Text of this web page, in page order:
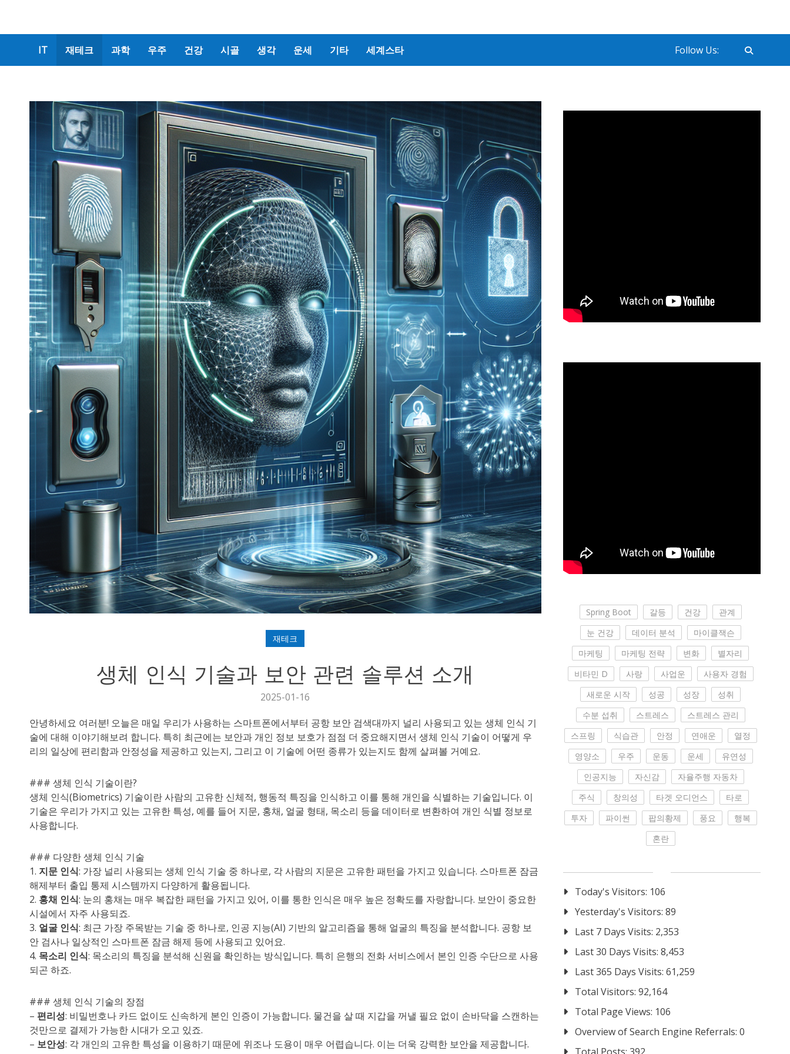
IT 재테크 과학 우주 건강 시골 생각 운세 기타 세계스타 Follow Us:
재테크
생체 인식 기술과 보안 관련 솔루션 소개
2025-01-16
안녕하세요 여러분! 오늘은 매일 우리가 사용하는 스마트폰에서부터 공항 보안 검색대까지 널리 사용되고 있는 생체 인식 기
술에 대해 이야기해보려 합니다. 특히 최근에는 보안과 개인 정보 보호가 점점 더 중요해지면서 생체 인식 기술이 어떻게 우
리의 일상에 편리함과 안정성을 제공하고 있는지, 그리고 이 기술에 어떤 종류가 있는지도 함께 살펴볼 거예요.
### 생체 인식 기술이란?
생체 인식(Biometrics) 기술이란 사람의 고유한 신체적, 행동적 특징을 인식하고 이를 통해 개인을 식별하는 기술입니다. 이
기술은 우리가 가지고 있는 고유한 특성, 예를 들어 지문, 홍채, 얼굴 형태, 목소리 등을 데이터로 변환하여 개인 식별 정보로
사용합니다.
### 다양한 생체 인식 기술
1. 지문 인식: 가장 널리 사용되는 생체 인식 기술 중 하나로, 각 사람의 지문은 고유한 패턴을 가지고 있습니다. 스마트폰 잠금
해제부터 출입 통제 시스템까지 다양하게 활용됩니다.
2. 홍채 인식: 눈의 홍채는 매우 복잡한 패턴을 가지고 있어, 이를 통한 인식은 매우 높은 정확도를 자랑합니다. 보안이 중요한
시설에서 자주 사용되죠.
3. 얼굴 인식: 최근 가장 주목받는 기술 중 하나로, 인공 지능(AI) 기반의 알고리즘을 통해 얼굴의 특징을 분석합니다. 공항 보
안 검사나 일상적인 스마트폰 잠금 해제 등에 사용되고 있어요.
4. 목소리 인식: 목소리의 특징을 분석해 신원을 확인하는 방식입니다. 특히 은행의 전화 서비스에서 본인 인증 수단으로 사용
되곤 하죠.
### 생체 인식 기술의 장점
– 편리성: 비밀번호나 카드 없이도 신속하게 본인 인증이 가능합니다. 물건을 살 때 지갑을 꺼낼 필요 없이 손바닥을 스캔하는
것만으로 결제가 가능한 시대가 오고 있죠.
– 보안성: 각 개인의 고유한 특성을 이용하기 때문에 위조나 도용이 매우 어렵습니다. 이는 더욱 강력한 보안을 제공합니다.
Spring Boot 갈등 건강
관계
눈 건강
데이터 분석
마이클잭슨
마케팅
마케팅 전략 변화
별자리
비타민 D
사랑 사업운
사용자 경험
새로운 시작
성공 성장
성취
수분 섭취
스트레스
스트레스 관리
스프링
식습관 안정 연애운
열정
영양소
우주 운동 운세
유연성
인공지능
자신감
자율주행 자동차
주식
창의성 타겟 오디언스
타로
투자
파이썬 팝의황제 풍요
행복
혼란
Today's Visitors: 106
Yesterday's Visitors:89
Last 7 Days Visits: 2,353
Last 30 Days Visits:8,453
Last 365 Days Visits:61,259
Total Visitors:92,164
Total Page Views: 106
Overview of Search Engine Referrals:0